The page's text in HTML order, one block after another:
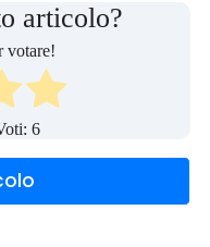
articolo?
votare!
6